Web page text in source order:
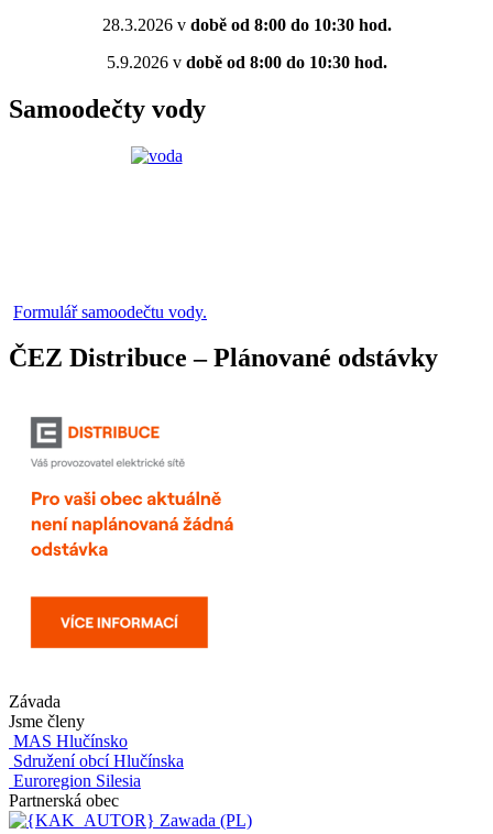
28.3.2026 vdobě od 8:00 do 10:30 hod.
5.9.2026 vdobě od 8:00 do 10:30 hod.
Samoodečty vody
Formulář samoodečtu vody.
ČEZ Distribuce – Plánované odstávky
Závada
Jsme členy
MAS Hlučínsko
Sdružení obcí Hlučínska
Euroregion Silesia
Partnerská obec
Zawada (PL)